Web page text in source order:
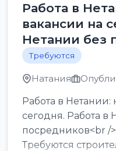
Работа в
вакансии на
Нетании без
Требуются
Натания
Работа в
сегодня. Работа в
посредников<br />
Требуются